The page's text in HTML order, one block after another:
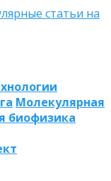
Молекулярная
биофизика